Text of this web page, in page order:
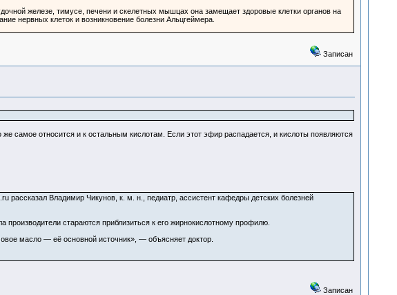
железе, тимусе, печени и скелетных мышцах она замещает здоровые клетки органов на
нервных клеток и возникновение болезни Альцгеймера.
Записан
самое относится и к остальным кислотам. Если этот эфир распадается, и кислоты появляются
рассказал Владимир Чикунов, к. м. н., педиатр, ассистент кафедры детских болезней
стараются приблизиться к его жирнокислотному профилю.
масло — её основной источник», — объясняет доктор.
Записан